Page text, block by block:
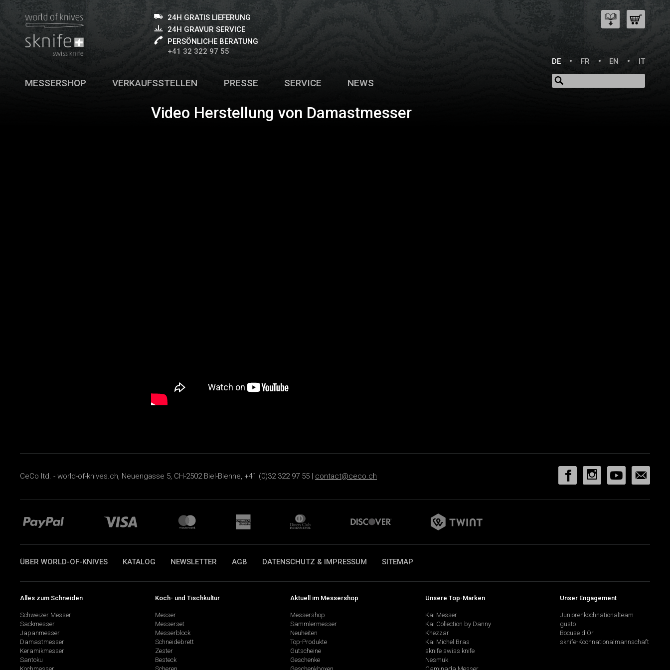
24H GRATIS LIEFERUNG
24H GRAVUR SERVICE
PERSÖNLICHE BERATUNG
+41 32 322 97 55
DE
FR EN IT
MESSERSHOP VERKAUFSSTELLEN PRESSE SERVICE NEWS
Video Herstellung von Damastmesser
CeCo ltd. - world-of-knives.ch, Neuengasse 5, CH-2502 Biel-Bienne, +41 (0)32 322 97 55 | contact@ceco.ch
ÜBER WORLD-OF-KNIVES KATALOG NEWSLETTER AGB DATENSCHUTZ & IMPRESSUM SITEMAP
Alles zum Schneiden
Schweizer Messer
Sackmesser
Japanmesser
Damastmesser
Keramikmesser
Santoku
Koch- und Tischkultur
Messer
Messerset
Messerblock
Schneidebrett
Zester
Besteck
Aktuell im Messershop
Messershop
Sammlermesser
Neuheiten
Top-Produkte
Gutscheine
Geschenke
Unsere Top-Marken
Kai Messer
Kai Collection by Danny
Khezzar
Kai Michel Bras
sknife swiss knife
Nesmuk
Unser Engagement
Juniorenkochnationalteam
gusto
Bocuse d'Or
sknife-Kochnationalmannschaft